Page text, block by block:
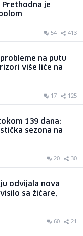
Prethodna je
54 413
na putu
više liče na
17 125
139 dana:
sezona na
20 30
odvijala nova
sa žičare,
60 21